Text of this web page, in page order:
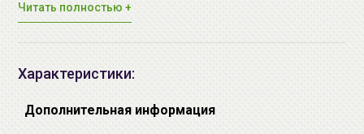
превосходное увлажнение и лифтинг эффект.
гидролецитина, благодаря которым активные
Основные действующие компоненты:
Читать полностью +
Характеристики:
Дополнительная информация